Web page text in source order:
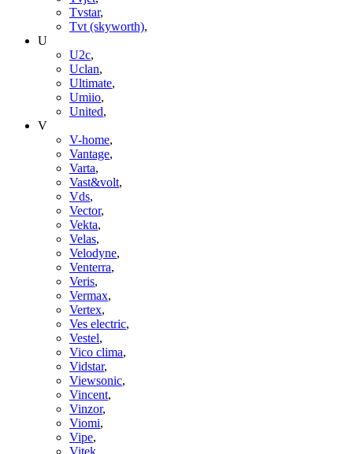
Tvstar,
Tvt (skyworth),
U
U2c,
Uclan,
Ultimate,
Umiio,
United,
V
V-home,
Vantage,
Varta,
Vast&volt,
Vds,
Vector,
Vekta,
Velas,
Velodyne,
Venterra,
Veris,
Vermax,
Vertex,
Ves electric,
Vestel,
Vico clima,
Vidstar,
Viewsonic,
Vincent,
Vinzor,
Viomi,
Vipe,
Vitek,